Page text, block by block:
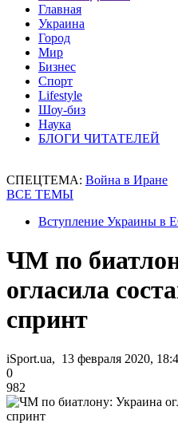
Главная
Украина
Город
Мир
Бизнес
Спорт
Lifestyle
Шоу-биз
Наука
БЛОГИ ЧИТАТЕЛЕЙ
СПЕЦТЕМА: Война в Иране
ВСЕ ТЕМЫ
Вступление Украины в
ЧМ по
огласила
спринт
iSport.ua, 13 февраля 2020,
0
982